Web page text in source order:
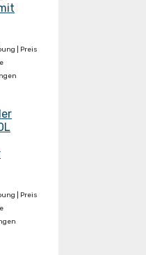
| Preis
| Preis